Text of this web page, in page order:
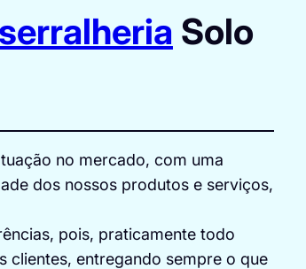
serralheria Solo
no mercado, com uma
dos nossos produtos e serviços,
pois, praticamente todo
clientes, entregando sempre o que